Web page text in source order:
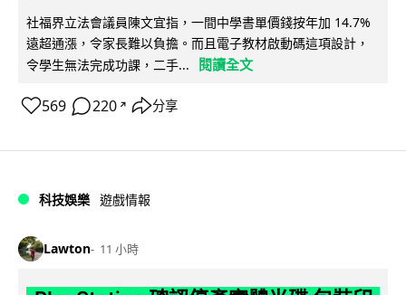
社福界立法會議員陳文宜指，一間中學書單價錢按年加 14.7%
遠超通漲，令家長難以負擔。而且電子教材啟動碼這項設計，
令學生無法完成功課，二手...
閱讀全文
569 220 ↗ 分享
科技娛樂 遊戲情報
Lawton 11 小時